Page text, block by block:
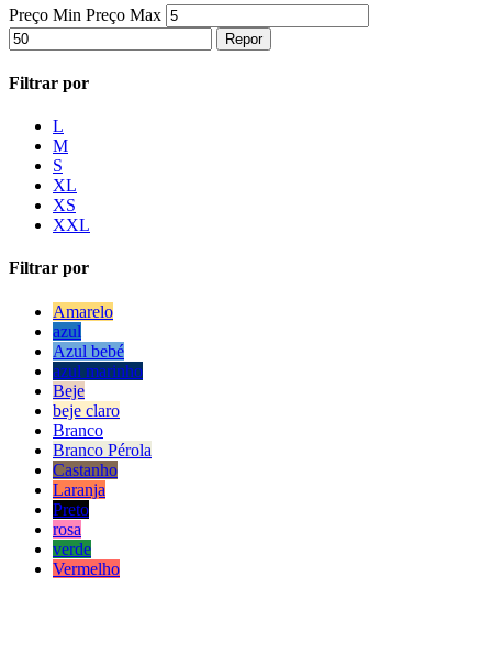
Preço Min Preço Max
Repor
Filtrar por
L
M
S
XL
XS
XXL
Filtrar por
Amarelo
azul
Azul bebé
azul marinho
Beje
beje claro
Branco
Branco Pérola
Castanho
Laranja
Preto
rosa
verde
Vermelho